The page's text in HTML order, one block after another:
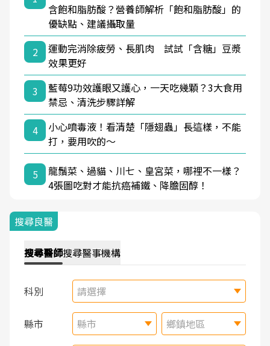
含飽和脂肪酸？營養師解析「飽和脂肪酸」的
優缺點、建議攝取量
2
運動完消除疲勞、長肌肉 試試「含糖」豆漿
效果更好
3
藍莓9功效護眼又護心，一天吃幾顆？3大食用
禁忌、清洗步驟詳解
4
小心噴毒液！看清楚「隱翅蟲」長這樣，不能
打，要用吹的～
5
龍鬚菜、過貓、川七、皇宮菜，哪裡不一樣？
4張圖吃對才能抗癌補鐵、降膽固醇！
搜尋良醫
搜尋醫師搜尋醫事機構
科別 請選擇
縣市 縣市 鄉鎮地區